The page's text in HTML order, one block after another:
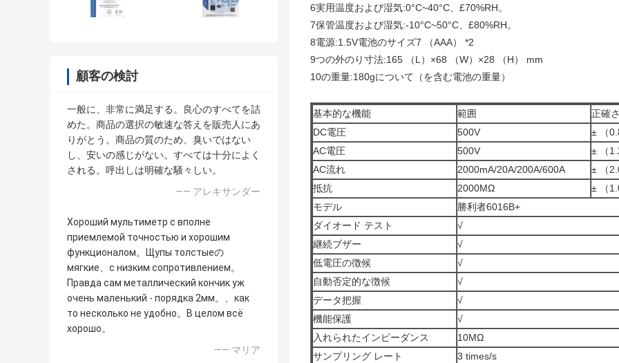
顧客の検討
一般に、非常に満足する。良心のすべてを詰
めた。商品の選択の敏速な答えを販売人にあ
りがとう。商品の質のため、臭いではない
し、安いの感じがない。すべては十分によく
される。呼出しは明確な騒々しい。
—— アレキサンダー
Хороший мультиметр с вполне
приемлемой точностью и хорошим
функционалом。Щупы толстыеの
мягкие、с низким сопротивлением。
Правда сам металлический кончик уж
очень маленький - порядка 2мм。、как
то несколько не удобно。В целом всё
хорошо。
—— マリア
6実用温度および湿気:0°C~40°C、£70%RH。
7保管温度および湿気:-10°C~50°C、£80%RH。
8電源:1.5V電池のサイズ7 （AAA） *2
9つの外のり寸法:165 （L）×68 （W）×28 （H） mm
10の重量:180gについて（を含む電池の重量）
基本的な機能 範囲
正確
DC電圧
500V
± （
AC電圧
500V
± （
AC流れ
2000mA/20A/200A/600A
± （
抵抗
2000MΩ
± （
モデル
勝利者6016B+
ダイオード テスト
√
継続ブザー
√
低電圧の徴候
√
自動否定的な徴候
√
データ把握
√
機能保護
√
入れられたインピーダンス
10MΩ
サンプリング レート
3 times/s